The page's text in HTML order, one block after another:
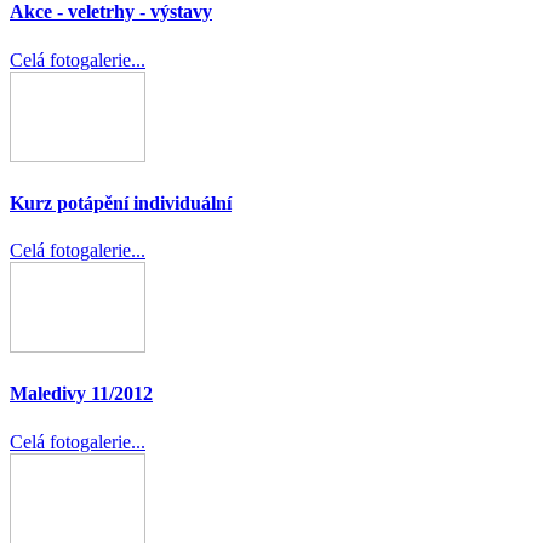
Akce - veletrhy - výstavy
Celá fotogalerie...
Kurz potápění individuální
Celá fotogalerie...
Maledivy 11/2012
Celá fotogalerie...